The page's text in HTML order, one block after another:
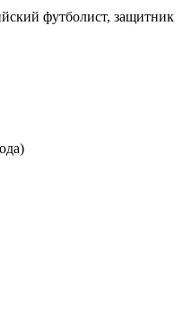
футболист, защитник